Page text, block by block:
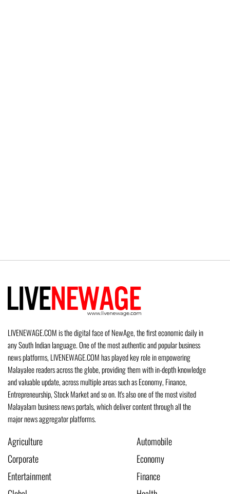
LIVENEWAGE.COM is the digital face of NewAge, the first economic daily in
any South Indian language. One of the most authentic and popular business
news platforms, LIVENEWAGE.COM has played key role in empowering
Malayalee readers across the globe, providing them with in-depth knowledge
and valuable update, across multiple areas such as Economy, Finance,
Entrepreneurship, Stock Market and so on. It's also one of the most visited
Malayalam business news portals, which deliver content through all the
major news aggregator platforms.
Agriculture
Automobile
Corporate
Economy
Entertainment
Finance